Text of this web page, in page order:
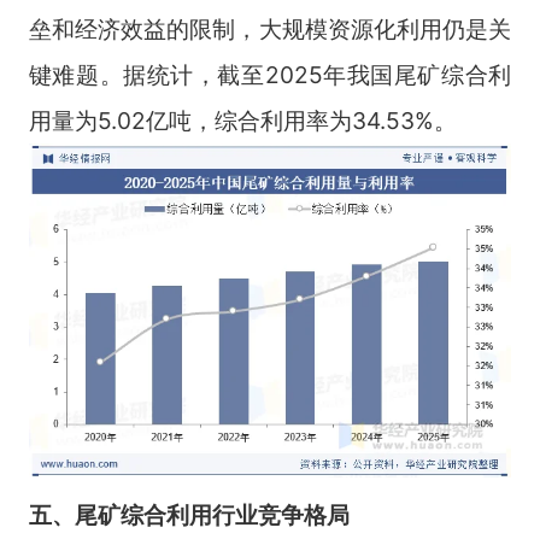
垒和经济效益的限制，大规模资源化利用仍是关
键难题。据统计，截至2025年我国尾矿综合利
用量为5.02亿吨，综合利用率为34.53%。
五、 尾矿综合利用行业竞争格局